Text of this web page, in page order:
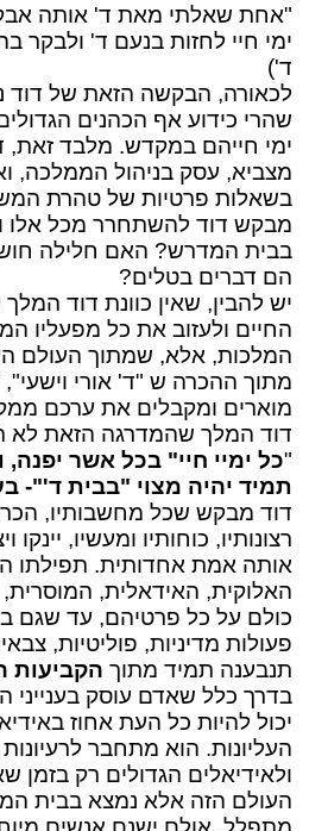
"אחת שאלתי מאת ד' אותה
ימי חיי לחזות בנעם ד' ולבקר
ד')
לכאורה, הבקשה הזאת של דוד
שהרי כידוע אף הכהנים
ימי חייהם במקדש. מלבד זאת,
מצביא, עסק בניהול הממלכה,
בשאלות פרטיות של טהרת
מבקש דוד להשתחרר מכל אלו
בבית המדרש? האם חלילה
הם דברים בטלים?
יש להבין, שאין כוונת דוד
החיים ולעזוב את כל מפעליו
המלכות, אלא, שמתוך העולם
מתוך ההכרה ש "ד' אורי וישעי",
מוארים ומקבלים את ערכם
דוד המלך שהמדרגה הזאת לא
"כל ימיי חיי" בכל אשר
תמיד יהיה מצוי "בבית ד'"-
דוד מבקש שכל מחשבותיו,
רצונותיו, כוחותיו ומעשיו,
אותה אמת אחדותית. תפילתו
האלוקית, האידאלית,
כולם על כל פרטיהם, עד שגם
פעולות מדיניות, פוליטיות,
תנבענה תמיד מתוך הקביעות
בדרך כלל שאדם עוסק בענייני
יכול להיות כל העת אחוז
העליונות. הוא מתחבר
ולאידיאלים הגדולים רק בזמן
העולם הזה אלא נמצא בבית